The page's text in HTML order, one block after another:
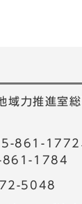
域力推進室
861-1772
861-1784
5048